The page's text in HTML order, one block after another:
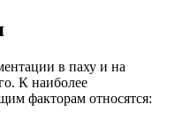
в паху и на
К наиболее
факторам относятся: